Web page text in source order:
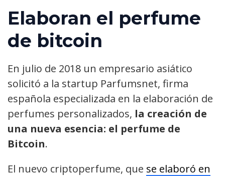
Elaboran el perfume
de bitcoin
En julio de 2018 un empresario asiático
solicitó a la startup Parfumsnet, firma
española especializada en la elaboración de
perfumes personalizados, la creación de
una nueva esencia: el perfume de
Bitcoin.
El nuevo criptoperfume, que se elaboró en